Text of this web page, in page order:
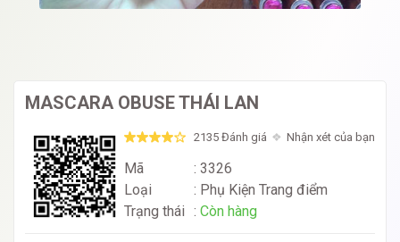
MASCARA OBUSE THÁI LAN
2135 Đánh giá Nhận xét của bạn
Mã
: 3326
Loại
: Phụ Kiện Trang điểm
Trạng thái : Còn hàng